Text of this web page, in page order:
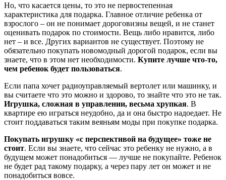
Но, что касается цены, то это не первостепенная
характеристика для подарка. Главное отличие ребенка от
взрослого – он не понимает дороговизны вещей, и не станет
оценивать подарок по стоимости. Вещь либо нравится, либо
нет – и все. Других вариантов не существует. Поэтому не
обязательно покупать новомодный дорогой подарок, если вы
знаете, что в этом нет необходимости. Купите лучше что-то,
чем ребенок будет пользоваться.
Если папа хочет радиоуправляемый вертолет или машинку, и
вы считаете что это можно и здорово, то знайте что это не так.
Игрушка, сложная в управлении, весьма хрупкая. В
квартире ею играться неудобно, да и она быстро надоедает. Не
стоит поддаваться таким веяньям моды при покупке подарка.
Покупать игрушку «с перспективой на будущее» тоже не
стоит. Если вы знаете, что сейчас это ребенку не нужно, а в
будущем может понадобиться — лучше не покупайте. Ребенок
не будет рад такому подарку, а через пару лет он может и не
понадобиться вовсе.